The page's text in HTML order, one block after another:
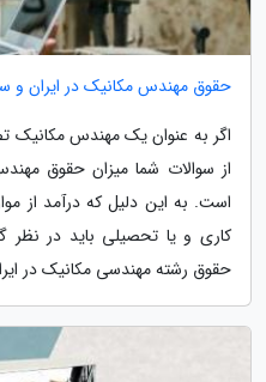
حقوق مهندس مکانیک در ایران و
اگر به عنوان یک مهندس مکانیک
از سوالات شما میزان حقوق
است. به این دلیل که درآمد از
کاری و یا تحصیلی باید در نظر
حقوق رشته مهندسی مکانیک در